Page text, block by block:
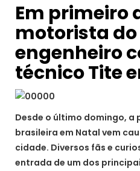
Em primeiro
motorista do
engenheiro
técnico Tite
Desde o último domingo, a
brasileira em Natal vem
cidade. Diversos fãs e
entrada de um dos